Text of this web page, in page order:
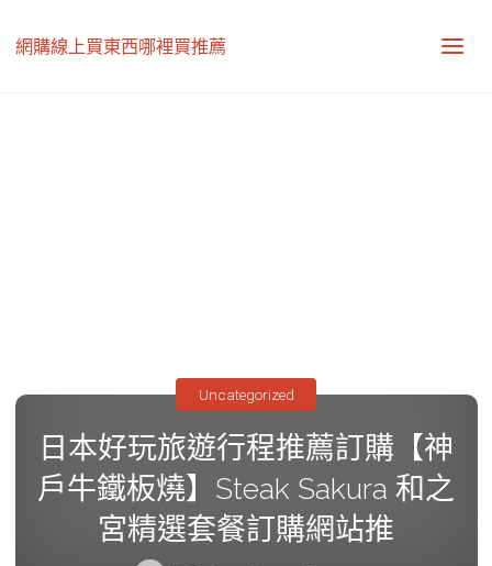
網購線上買東西哪裡買推薦
日本好玩旅遊行程推薦訂購【神
戶牛鐵板燒】Steak Sakura 和之
宮精選套餐訂購網站推
Uncategorized